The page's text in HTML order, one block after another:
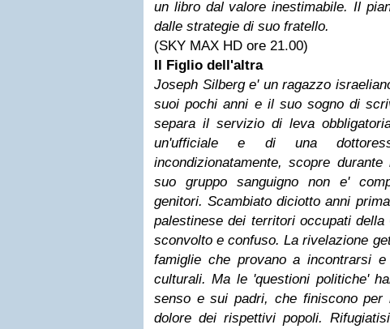
un libro dal valore inestimabile. Il
dalle strategie di suo fratello.
(SKY MAX HD ore 21.00)
Il Figlio dell'altra
Joseph Silberg e' un ragazzo
suoi pochi anni e il suo sogno di
separa il servizio di leva
un'ufficiale e di una
incondizionatamente, scopre
suo gruppo sanguigno non e'
genitori. Scambiato diciotto anni
palestinese dei territori occupati della
sconvolto e confuso. La rivelazione
famiglie che provano a incontrarsi
culturali. Ma le 'questioni politiche'
senso e sui padri, che finiscono
dolore dei rispettivi popoli.